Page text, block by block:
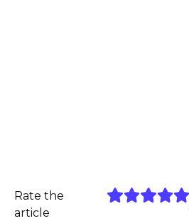
Rate the
article